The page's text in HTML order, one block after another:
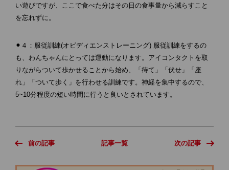
い遊びですが、ここで食べた分はその日の食事量から減らすこと
を忘れずに。
⚫︎４：服従訓練(オビディエンストレーニング) 服従訓練をするの
も、わんちゃんにとっては運動になります。アイコンタクトを取
りながらついて歩かせることから始め、「待て」「伏せ」「座
れ」「ついて歩く」を行わせる訓練です。神経を集中するので、
5~10分程度の短い時間に行うと良いとされています。
記事一覧
前の記事 次の記事